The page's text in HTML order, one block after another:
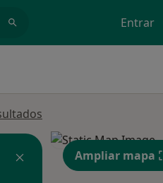
Entrar
Ampliar mapa